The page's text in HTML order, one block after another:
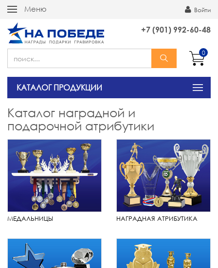
Меню Войти
+7 (901) 992-60-48
0
КАТАЛОГ ПРОДУКЦИИ
Каталог наградной и
подарочной атрибутики
МЕДАЛЬНИЦЫ НАГРАДНАЯ АТРИБУТИКА